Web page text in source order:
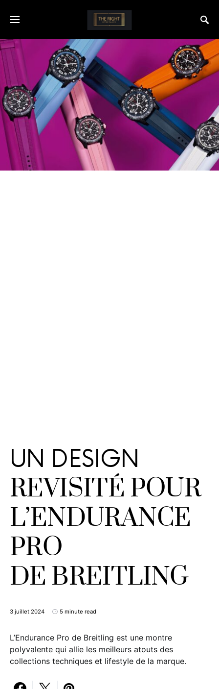
UN DESIGN
REVISITÉ POUR
L’ENDURANCE
PRO
DE BREITLING
3 juillet 2024 5 minute read
L’Endurance Pro de Breitling est une montre
polyvalente qui allie les meilleurs atouts des
collections techniques et lifestyle de la marque.